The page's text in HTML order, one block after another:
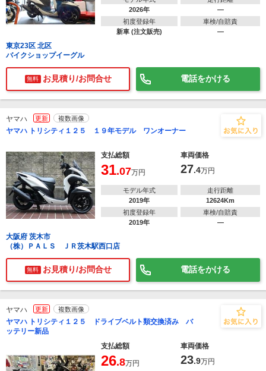
2026年
―
初度登録年
新車 (注文販売)
車検/自賠責
―
東京23区 北区
バイクショップイーグル
無料 お見積り/お問合せ 電話をかける
ヤマハ 更新 複数画像
ヤマハ トリシティ１２５ １９年モデル ワンオーナー
支払総額 車両価格
31.07万円 27.4万円
モデル年式
2019年
走行距離
12624Km
初度登録年
2019年
車検/自賠責
―
大阪府 茨木市
（株）ＰＡＬＳ ＪＲ茨木駅西口店
無料 お見積り/お問合せ 電話をかける
ヤマハ 更新 複数画像
ヤマハ トリシティ１２５ ドライブベルト類交換済み バ
ッテリー新品
支払総額
車両価格
26.8万円 23.9万円